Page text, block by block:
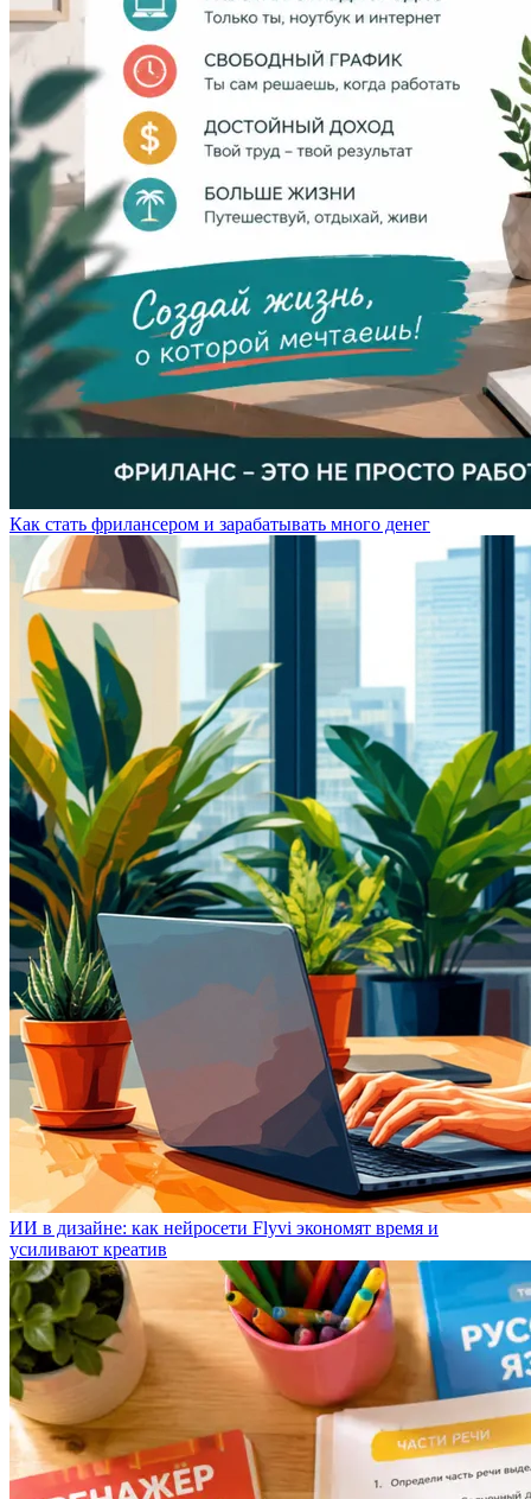
Как стать фрилансером и зарабатывать много денег
ИИ в дизайне: как нейросети Flyvi экономят время и
усиливают креатив